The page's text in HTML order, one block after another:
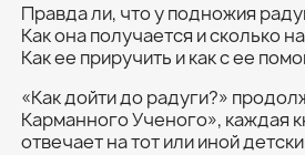
Правда ли, что у подножия
Как она получается и сколько
Как ее приручить и как с ее
«Как дойти до радуги?»
Карманного Ученого», каждая
отвечает на тот или иной